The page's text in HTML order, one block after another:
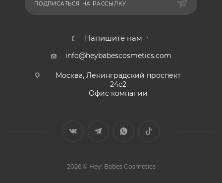
ПОДПИСАТЬСЯ НА РАССЫЛКУ
Напишите нам
info@heybabescosmetics.com
Москва, Ленинградский проспект
24с2
Офис компании
2026 © Hey! Babes Cosmetics